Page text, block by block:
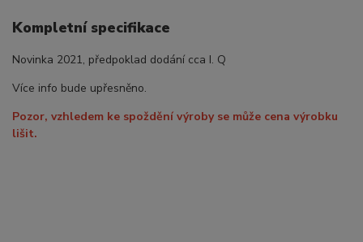
Kompletní specifikace
Novinka 2021, předpoklad dodání cca I. Q
Více info bude upřesněno.
Pozor, vzhledem ke spoždění výroby se může cena výrobku
lišit.